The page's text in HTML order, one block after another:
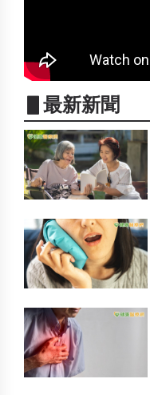
▋最新新聞